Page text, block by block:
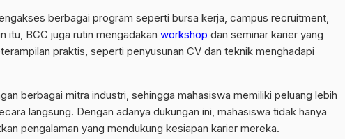
berbagai program seperti bursa kerja, campus recruitment,
itu, BCC juga rutin mengadakan workshop dan seminar karier yang
praktis, seperti penyusunan CV dan teknik menghadapi
berbagai mitra industri, sehingga mahasiswa memiliki peluang lebih
langsung. Dengan adanya dukungan ini, mahasiswa tidak hanya
pengalaman yang mendukung kesiapan karier mereka.